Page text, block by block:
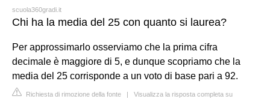
scuola360gradi.it
Chi ha la media del 25 con quanto si laurea?
Per approssimarlo osserviamo che la prima cifra
decimale è maggiore di 5, e dunque scopriamo che la
media del 25 corrisponde a un voto di base pari a 92.
Richiesta di rimozione della fonte | Visualizza la risposta completa su